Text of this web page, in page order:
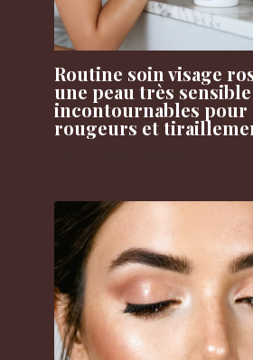
Routine soin visage
une peau très sensible
incontournables pour
rougeurs et